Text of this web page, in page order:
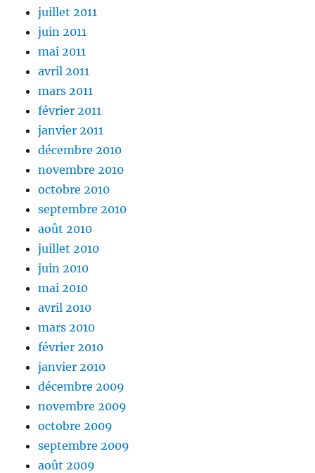
juillet 2011
juin 2011
mai 2011
avril 2011
mars 2011
février 2011
janvier 2011
décembre 2010
novembre 2010
octobre 2010
septembre 2010
août 2010
juillet 2010
juin 2010
mai 2010
avril 2010
mars 2010
février 2010
janvier 2010
décembre 2009
novembre 2009
octobre 2009
septembre 2009
août 2009